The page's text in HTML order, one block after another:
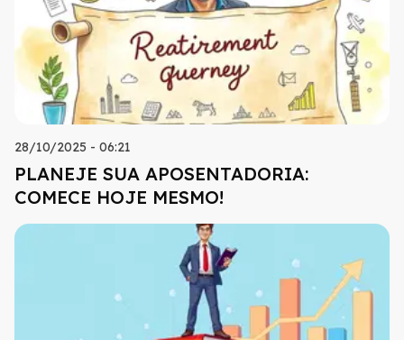
28/10/2025 - 06:21
PLANEJE SUA APOSENTADORIA:
COMECE HOJE MESMO!